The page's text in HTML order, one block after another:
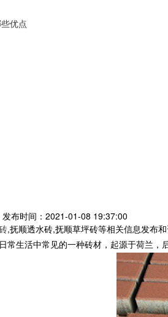
优点
布时间：2021-01-08 19:37:00
,抚顺透水砖,抚顺草坪砖等相关信息发布
常生活中常见的一种砖材，起源于荷兰